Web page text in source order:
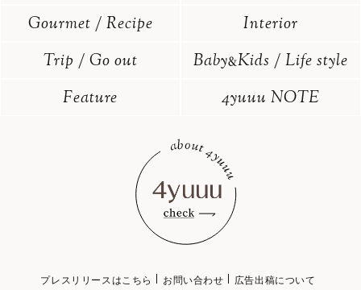
Gourmet / Recipe
Interior
Trip / Go out
Baby&Kids / Life style
Feature
4yuuu NOTE
プレスリリースはこちら お問い合わせ 広告出稿について